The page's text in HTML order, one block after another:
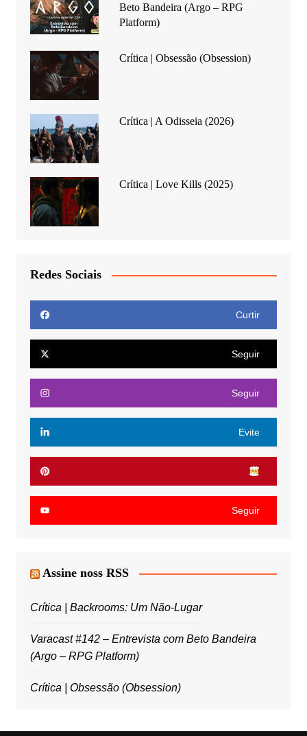
Beto Bandeira (Argo – RPG
Platform)
Crítica | Obsessão (Obsession)
Crítica | A Odisseia (2026)
Crítica | Love Kills (2025)
Redes Sociais
Curtir
Seguir
Seguir
Evite
Seguir
Assine noss RSS
Crítica | Backrooms: Um Não-Lugar
Varacast #142 – Entrevista com Beto Bandeira
(Argo – RPG Platform)
Crítica | Obsessão (Obsession)